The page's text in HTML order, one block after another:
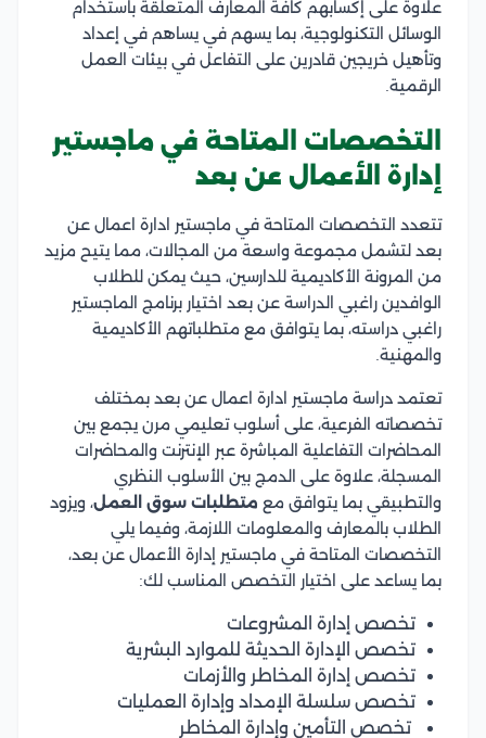
علاوة على إكسابهم كافة المعارف المتعلقة باستخدام
الوسائل التكنولوجية، بما يسهم في يساهم في إعداد
وتأهيل خريجين قادرين على التفاعل في بيئات العمل
الرقمية.
التخصصات المتاحة في ماجستير
إدارة الأعمال عن بعد
تتعدد التخصصات المتاحة في ماجستير ادارة اعمال عن
بعد لتشمل مجموعة واسعة من المجالات، مما يتيح مزيد
من المرونة الأكاديمية للدارسين، حيث يمكن للطلاب
الوافدين راغبي الدراسة عن بعد اختيار برنامج الماجستير
راغبي دراسته، بما يتوافق مع متطلباتهم الأكاديمية
والمهنية.
تعتمد دراسة ماجستير ادارة اعمال عن بعد بمختلف
تخصصاته الفرعية، على أسلوب تعليمي مرن يجمع بين
المحاضرات التفاعلية المباشرة عبر الإنترنت والمحاضرات
المسجلة، علاوة على الدمج بين الأسلوب النظري
والتطبيقي بما يتوافق مع متطلبات سوق العمل، ويزود
الطلاب بالمعارف والمعلومات اللازمة، وفيما يلي
التخصصات المتاحة في ماجستير إدارة الأعمال عن بعد،
بما يساعد على اختيار التخصص المناسب لك:
تخصص إدارة المشروعات
تخصص الإدارة الحديثة للموارد البشرية
تخصص إدارة المخاطر والأزمات
تخصص سلسلة الإمداد وإدارة العمليات
تخصص التأمين وإدارة المخاطر